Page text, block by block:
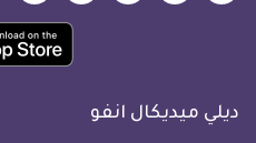
فيسبوكتويتر
ميديكال
يوتيوب
ميديكال
انفو
حمل
تطبيق
ديلي ميديكال انفو